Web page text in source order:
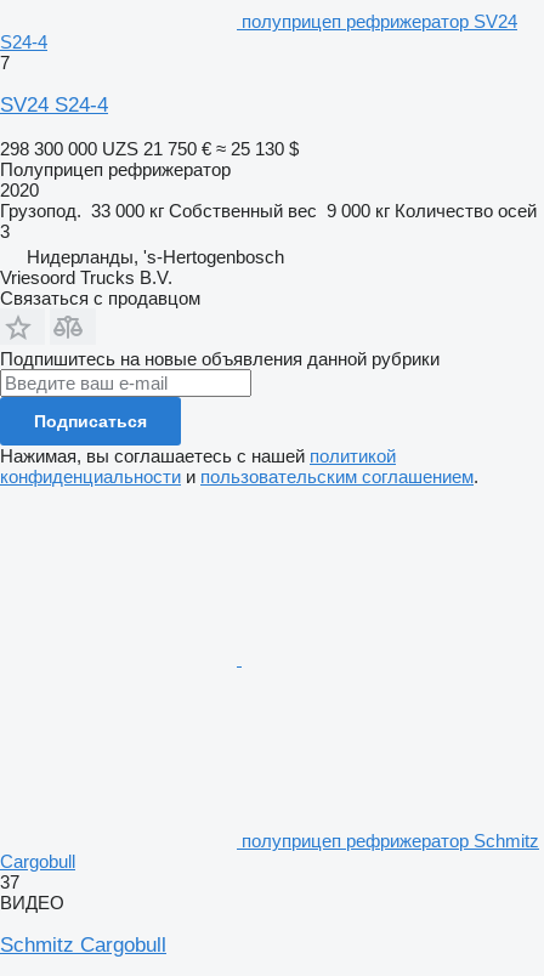
полуприцеп рефрижератор SV24
S24-4
7
SV24 S24-4
298 300 000 UZS 21 750 € ≈ 25 130 $
Полуприцеп рефрижератор
2020
Грузопод. 33 000 кг Собственный вес 9 000 кг Количество осей
3
Нидерланды, 's-Hertogenbosch
Vriesoord Trucks B.V.
Связаться с продавцом
Подпишитесь на новые объявления данной рубрики
Подписаться
Нажимая, вы соглашаетесь с нашей политикой
конфиденциальности и пользовательским соглашением.
полуприцеп рефрижератор Schmitz
Cargobull
37
ВИДЕО
Schmitz Cargobull